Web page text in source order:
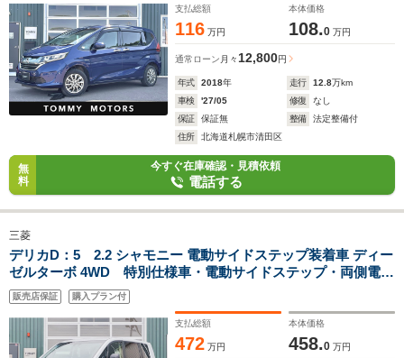
イパーデアイサー
支払総額
116 万円
本体価格
108.0 万円
通常ローン 月々 12,800円
年式 2018年 走行 12.8万km
車検
'27/05 修復
なし
保証
保証無 整備
法定整備付
住所
北海道札幌市清田区
無
料
今すぐ在庫確認・見積依頼
電話する
三菱
デリカD：5 2.2 シャモニー 電動サイドステップ装着車 ディー
ゼルターボ 4WD 特別仕様車・電動サイドステップ・両側電動
スライドドア・マルチアラウンドビューM・ブラインドスポッ
トM・バックカメラ・e-Assist・パワーバックドア・ETC・撥
水シート・アダプティブクルーズコントロール
販売店保証 購入プラン付
支払総額
472 万円
本体価格
458.0 万円